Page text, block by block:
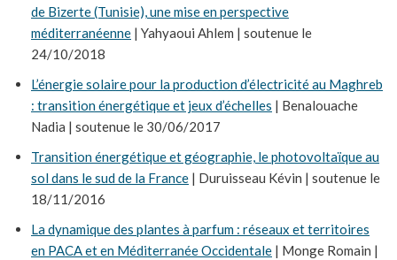
de Bizerte (Tunisie), une mise en perspective
méditerranéenne | Yahyaoui Ahlem | soutenue le
24/10/2018
L’énergie solaire pour la production d’électricité au Maghreb
: transition énergétique et jeux d’échelles | Benalouache
Nadia | soutenue le 30/06/2017
Transition énergétique et géographie, le photovoltaïque au
sol dans le sud de la France | Duruisseau Kévin | soutenue le
18/11/2016
La dynamique des plantes à parfum : réseaux et territoires
en PACA et en Méditerranée Occidentale | Monge Romain |